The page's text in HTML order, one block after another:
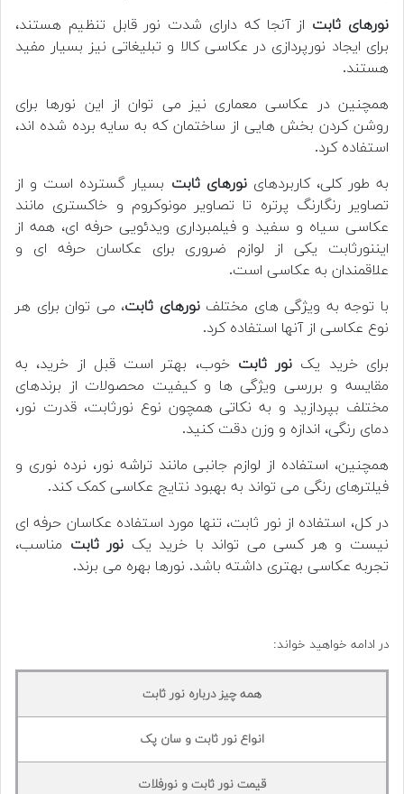
نورهای ثابت از آنجا که دارای شدت نور قابل تنظیم هستند،
برای ایجاد نورپردازی در عکاسی کالا و تبلیغاتی نیز بسیار مفید
هستند.
همچنین در عکاسی معماری نیز می توان از این نورها برای
روشن کردن بخش هایی از ساختمان که به سایه برده شده اند،
استفاده کرد.
به طور کلی، کاربردهاینورهای ثابت بسیار گسترده است و از
تصاویر رنگارنگ پرتره تا تصاویر مونوکروم و خاکستری مانند
عکاسی سیاه و سفید و فیلمبرداری ویدئویی حرفه ای، همه از
ایننورثابت یکی از لوازم ضروری برای عکاسان حرفه ای و
علاقمندان به عکاسی است.
با توجه به ویژگی های مختلف نورهای ثابت، می توان برای هر
نوع عکاسی از آنها استفاده کرد.
برای خرید یک نور ثابت خوب، بهتر است قبل از خرید، به
مقایسه و بررسی ویژگی ها و کیفیت محصولات از برندهای
مختلف بپردازید و به نکاتی همچون نوع نورثابت، قدرت نور،
دمای رنگی، اندازه و وزن دقت کنید.
همچنین، استفاده از لوازم جانبی مانند تراشه نور، نرده نوری و
فیلترهای رنگی می تواند به بهبود نتایج عکاسی کمک کند.
در کل، استفاده از نور ثابت، تنها مورد استفاده عکاسان حرفه ای
نیست و هر کسی می تواند با خرید یک نور ثابت مناسب،
تجربه عکاسی بهتری داشته باشد. نورها بهره می برند.
در ادامه خواهید خواند:
همه چیز درباره نور ثابت
انواع نور ثابت و سان پک
قیمت نور ثابت و نورفلات